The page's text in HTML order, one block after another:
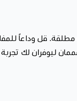
أمان ذكي يدوم، وسهّل
واحصل على هذا
قل وداعاً
ليوفران لك